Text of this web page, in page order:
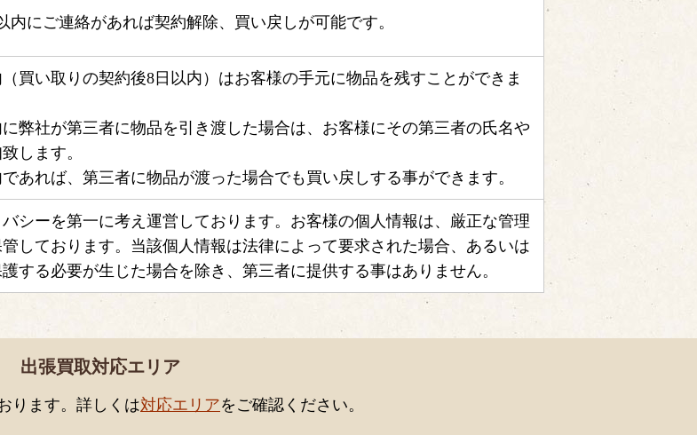
内にご連絡があれば契約解除、買い戻しが可能です。
買い取りの契約後8日以内）はお客様の手元に物品を残すことができま
弊社が第三者に物品を引き渡した場合は、お客様にその第三者の氏名や
します。
あれば、第三者に物品が渡った場合でも買い戻しする事ができます。
シーを第一に考え運営しております。お客様の個人情報は、厳正な管理
しております。当該個人情報は法律によって要求された場合、あるいは
する必要が生じた場合を除き、第三者に提供する事はありません。
出張買取対応エリア
ります。詳しくは対応エリアをご確認ください。